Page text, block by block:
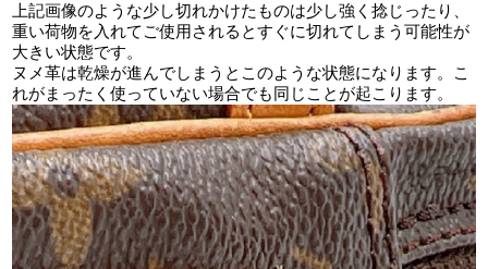
上記画像のような少し切れかけたものは少し強く捻じったり、
重い荷物を入れてご使用されるとすぐに切れてしまう可能性が
大きい状態です。
ヌメ革は乾燥が進んでしまうとこのような状態になります。こ
れがまったく使っていない場合でも同じことが起こります。